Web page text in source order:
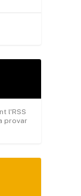
l'RSS
provar